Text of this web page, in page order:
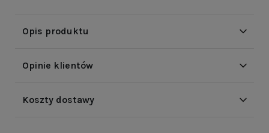
Opis produktu
Opinie klientów
Koszty dostawy